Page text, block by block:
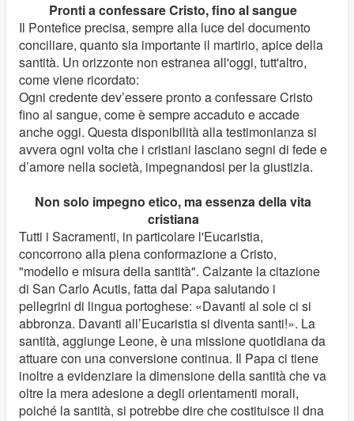
Pronti a confessare Cristo, fino al sangue
Il Pontefice precisa, sempre alla luce del documento
conciliare, quanto sia importante il martirio, apice della
santità. Un orizzonte non estranea all'oggi, tutt'altro,
come viene ricordato:
Ogni credente dev’essere pronto a confessare Cristo
fino al sangue, come è sempre accaduto e accade
anche oggi. Questa disponibilità alla testimonianza si
avvera ogni volta che i cristiani lasciano segni di fede e
d’amore nella società, impegnandosi per la giustizia.
Non solo impegno etico, ma essenza della vita
cristiana
Tutti i Sacramenti, in particolare l'Eucaristia,
concorrono alla piena conformazione a Cristo,
"modello e misura della santità". Calzante la citazione
di San Carlo Acutis, fatta dal Papa salutando i
pellegrini di lingua portoghese: «Davanti al sole ci si
abbronza. Davanti all’Eucaristia si diventa santi!». La
santità, aggiunge Leone, è una missione quotidiana da
attuare con una conversione continua. Il Papa ci tiene
inoltre a evidenziare la dimensione della santità che va
oltre la mera adesione a degli orientamenti morali,
poiché la santità, si potrebbe dire che costituisce il dna